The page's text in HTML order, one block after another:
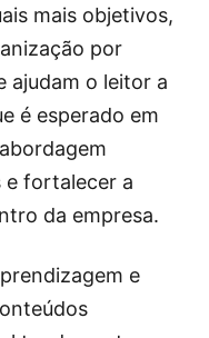
mais objetivos,
por
ajudam o leitor a
é esperado em
e fortalecer a
da empresa.
e